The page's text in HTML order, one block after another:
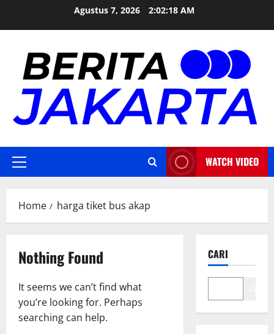
Agustus 7, 2026 2:02:18 AM
Primary
WATCH VIDEO
Home harga tiket bus akap
Nothing Found
It seems we can’t find what
you’re looking for. Perhaps
searching can help.
CARI